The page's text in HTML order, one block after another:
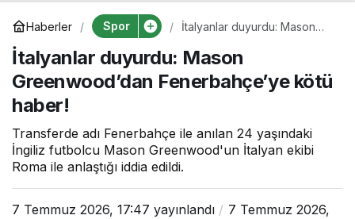
Haberler Spor
İtalyanlar duyurdu: Mason
Fenerbahçe’ye kötü haber!
İtalyanlar duyurdu: Mason
Greenwood’dan Fenerbahçe’ye kötü
haber!
Transferde adı Fenerbahçe ile anılan 24 yaşındaki
İngiliz futbolcu Mason Greenwood'un İtalyan ekibi
Roma ile anlaştığı iddia edildi.
7 Temmuz 2026, 17:47 yayınlandı
7 Temmuz 2026,